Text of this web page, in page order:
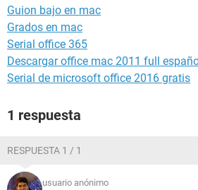
Guion bajo en mac
Grados en mac
Serial office 365
Descargar office mac 2011 full
Serial de microsoft office 2016 gratis
1 respuesta
RESPUESTA 1 / 1
usuario anónimo